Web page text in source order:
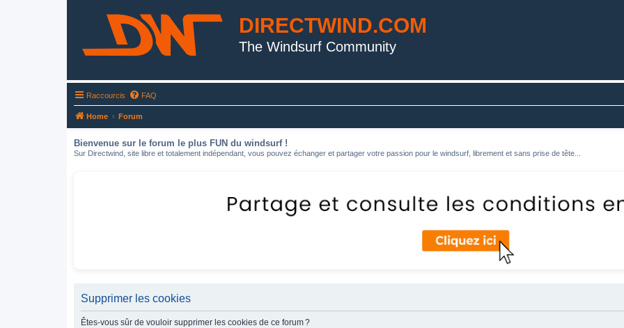
DIRECTWIND.COM
The Windsurf Community
Raccourcis FAQ
Home Forum
Bienvenue sur le forum le plus FUN du windsurf !
Sur Directwind, site libre et totalement indépendant, vous pouvez échanger et partager votre passion pour le windsurf, librement et sans prise de tête...
Supprimer les cookies
Êtes-vous sûr de vouloir supprimer les cookies de ce forum ?